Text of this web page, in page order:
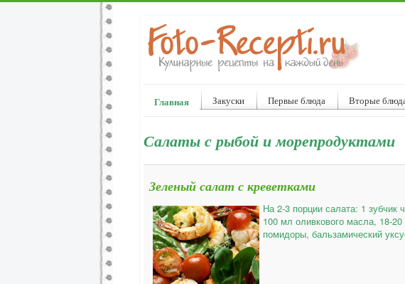
Главная Закуски Первые блюда Вторые
Салаты с рыбой и морепродуктами
Зеленый салат с креветками
На 2-3 порции салата: 1 зубчик
100 мл оливкового масла, 18-
помидоры, бальзамический